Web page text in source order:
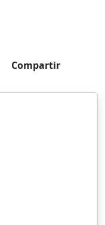
Compartir